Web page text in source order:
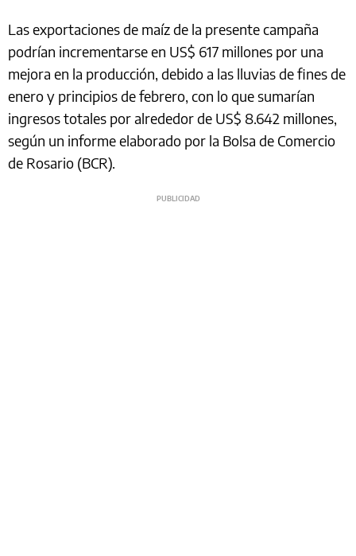
Las exportaciones de maíz de la presente campaña
podrían incrementarse en US$ 617 millones por una
mejora en la producción, debido a las lluvias de fines de
enero y principios de febrero, con lo que sumarían
ingresos totales por alrededor de US$ 8.642 millones,
según un informe elaborado por la Bolsa de Comercio
de Rosario (BCR).